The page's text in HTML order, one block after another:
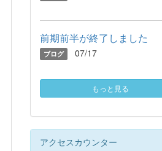
前期前半が終了しました
ブログ 07/17
もっと見る
アクセスカウンター